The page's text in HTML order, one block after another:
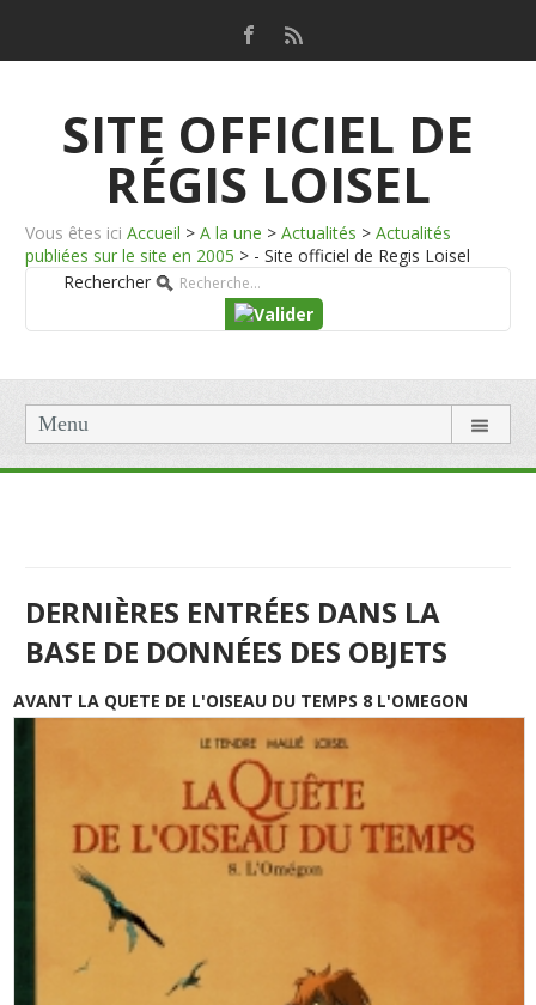
SITE OFFICIEL DE
RÉGIS LOISEL
Vous êtes ici Accueil > A la une > Actualités > Actualités
publiées sur le site en 2005 > - Site officiel de Regis Loisel
Rechercher
Menu
DERNIÈRES ENTRÉES DANS LA
BASE DE DONNÉES DES OBJETS
AVANT LA QUETE DE L'OISEAU DU TEMPS 8 L'OMEGON